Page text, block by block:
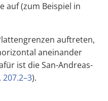
auf (zum Beispiel in
auftreten,
aneinander
ist die San-Andreas-
207.2–3).